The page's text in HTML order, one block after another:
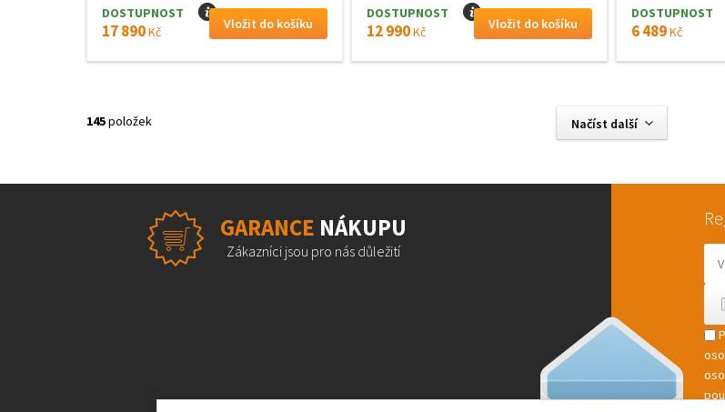
DOSTUPNOST I
17 890Kč
DOSTUPNOST I
12 990Kč
DOSTUPNOST
6 489Kč
145položek Načíst další
GARANCE NÁKUPU
Zákazníci jsou pro nás důležití